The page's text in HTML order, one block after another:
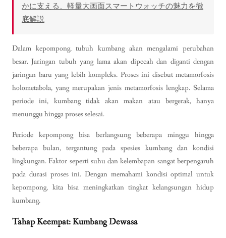
かに支える、軽量大画面スマートウォッチの魅力を徹
底解説
Dalam kepompong, tubuh kumbang akan mengalami perubahan
besar. Jaringan tubuh yang lama akan dipecah dan diganti dengan
jaringan baru yang lebih kompleks. Proses ini disebut metamorfosis
holometabola, yang merupakan jenis metamorfosis lengkap. Selama
periode ini, kumbang tidak akan makan atau bergerak, hanya
menunggu hingga proses selesai.
Periode kepompong bisa berlangsung beberapa minggu hingga
beberapa bulan, tergantung pada spesies kumbang dan kondisi
lingkungan. Faktor seperti suhu dan kelembapan sangat berpengaruh
pada durasi proses ini. Dengan memahami kondisi optimal untuk
kepompong, kita bisa meningkatkan tingkat kelangsungan hidup
kumbang.
Tahap Keempat: Kumbang Dewasa